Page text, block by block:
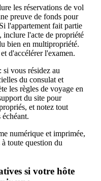
les réservations de vol
preuve de fonds pour
l'appartement fait partie
inclure l'acte de propriété
bien en multipropriété.
d'accélérer l'examen.
si vous résidez au
du consulat et
les règles de voyage en
du site pour
et notez tout
numérique et imprimée,
toute question du
si votre hôte